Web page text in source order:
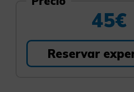
45€
Reservar